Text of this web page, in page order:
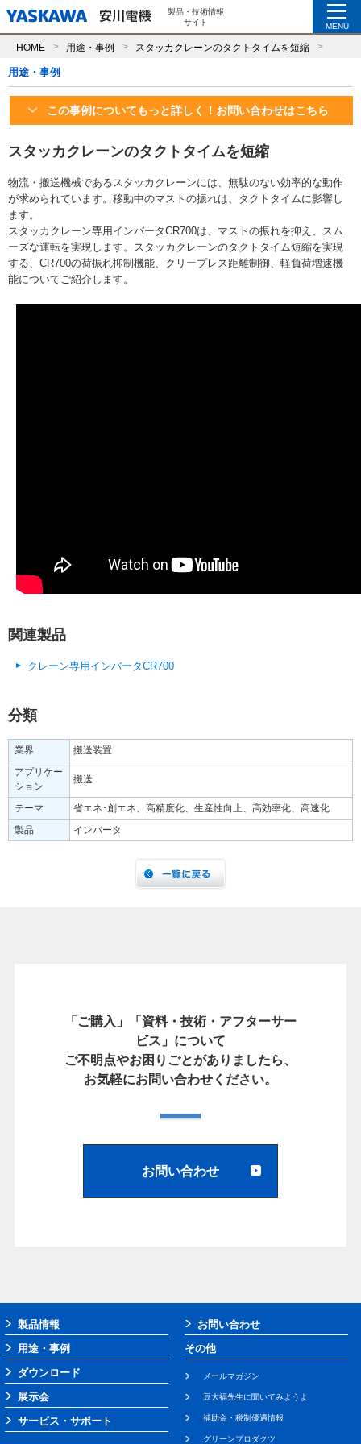
製品・技術情報
サイト
MENU
HOME 用途・事例 スタッカクレーンのタクトタイムを短縮
用途・事例
この事例についてもっと詳しく！お問い合わせはこちら
スタッカクレーンのタクトタイムを短縮
物流・搬送機械であるスタッカクレーンには、無駄のない効率的な動作
が求められています。移動中のマストの振れは、タクトタイムに影響し
ます。
スタッカクレーン専用インバータCR700は、マストの振れを抑え、スム
ーズな運転を実現します。スタッカクレーンのタクトタイム短縮を実現
する、CR700の荷振れ抑制機能、クリープレス距離制御、軽負荷増速機
能についてご紹介します。
関連製品
クレーン専用インバータCR700
分類
業界
搬送装置
アプリケー
ション
搬送
テーマ
省エネ･創エネ、高精度化、生産性向上、高効率化、高速化
製品
インバータ
「ご購入」「資料・技術・アフターサー
ビス」について
ご不明点やお困りごとがありましたら、
お気軽にお問い合わせください。
お問い合わせ
製品情報
用途・事例
ダウンロード
展示会
サービス・サポート
お問い合わせ
その他
メールマガジン
豆大福先生に聞いてみようよ
補助金・税制優遇情報
グリーンプロダクツ